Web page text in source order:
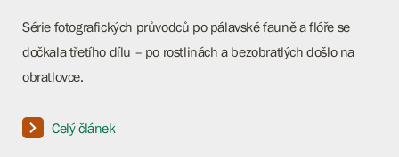
Série fotografických průvodců po pálavské fauně a flóře se
dočkala třetího dílu – po rostlinách a bezobratlých došlo na
obratlovce.
Celý článek